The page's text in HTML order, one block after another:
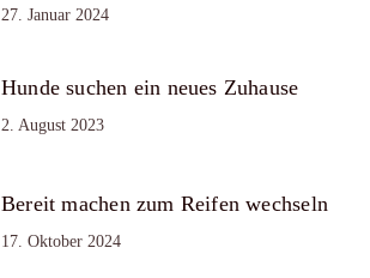
27. Januar 2024
Hunde suchen ein neues Zuhause
2. August 2023
Bereit machen zum Reifen wechseln
17. Oktober 2024